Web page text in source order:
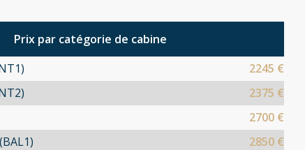
Prix par catégorie de cabine
2245 €
2375 €
2700 €
2850 €